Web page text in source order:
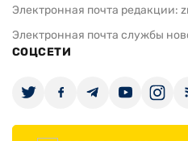
Электронная почта редакции:
Электронная почта службы
СОЦСЕТИ